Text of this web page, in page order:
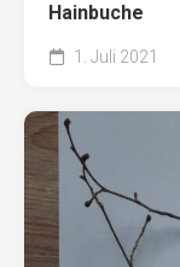
Hainbuche
1. Juli 2021